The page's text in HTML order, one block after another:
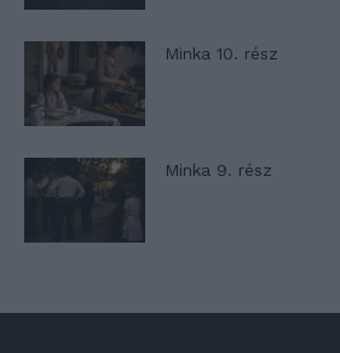
Minka 10. rész
Minka 9. rész